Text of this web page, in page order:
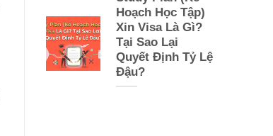
Hoạch Học Tập)
Xin Visa Là Gì?
Tại Sao Lại
Quyết Định Tỷ Lệ
Đậu?